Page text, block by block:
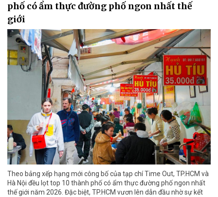
phố có ẩm thực đường phố ngon nhất thế
giới
Theo bảng xếp hạng mới công bố của tạp chí Time Out, TP.HCM và
Hà Nội đều lọt top 10 thành phố có ẩm thực đường phố ngon nhất
thế giới năm 2026. Đặc biệt, TP.HCM vươn lên dẫn đầu nhờ sự kết